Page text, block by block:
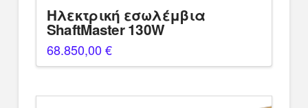
Ηλεκτρική εσωλέμβια
ShaftMaster 130W
68.850,00€